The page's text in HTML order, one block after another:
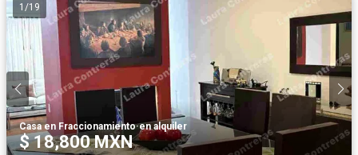
1 /19
Casa en Fraccionamiento·en alquiler
$ 18,800 MXN